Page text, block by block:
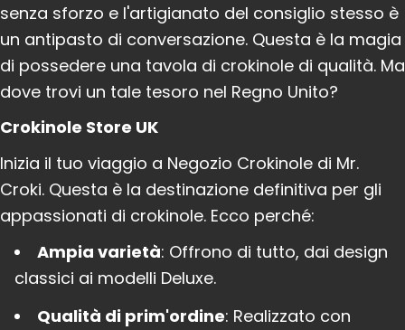
senza sforzo e l'artigianato del consiglio stesso è
un antipasto di conversazione. Questa è la magia
di possedere una tavola di crokinole di qualità. Ma
dove trovi un tale tesoro nel Regno Unito?
Crokinole Store UK
Inizia il tuo viaggio a Negozio Crokinole di Mr.
Croki. Questa è la destinazione definitiva per gli
appassionati di crokinole. Ecco perché:
Ampia varietà: Offrono di tutto, dai design
classici ai modelli Deluxe.
Qualità di prim'ordine: Realizzato con